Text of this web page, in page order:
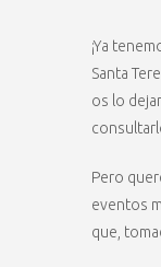
¡Ya
Santa
os lo
Pero
eventos
que,